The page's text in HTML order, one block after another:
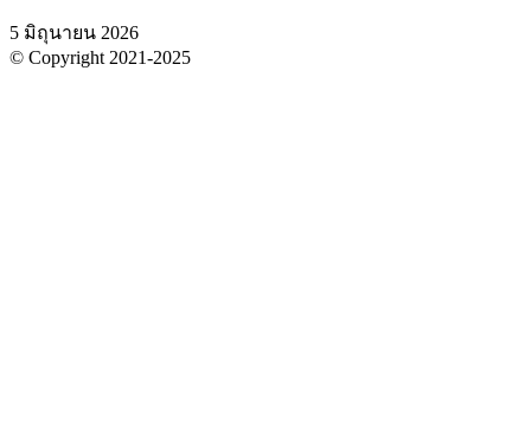
5 มิถุนายน 2026
© Copyright 2021-2025